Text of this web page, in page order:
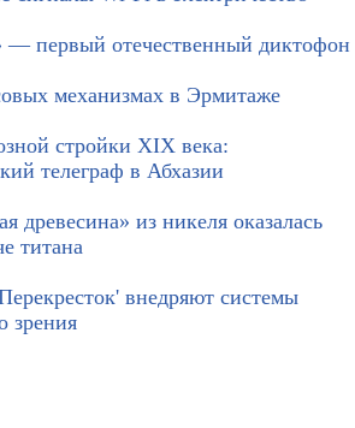
первый отечественный диктофон
механизмах в Эрмитаже
стройки XIX века:
телеграф в Абхазии
древесина» из никеля оказалась
титана
внедряют системы
зрения